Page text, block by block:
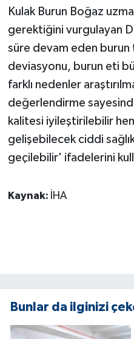
Kulak Burun Boğaz
gerektiğini vurgulayan
süre devam eden burun
deviasyonu, burun eti
farklı nedenler
değerlendirme
kalitesi iyileştirilebilir
gelişebilecek ciddi
geçilebilir' ifadelerini
Kaynak: İHA
Bunlar da ilginizi